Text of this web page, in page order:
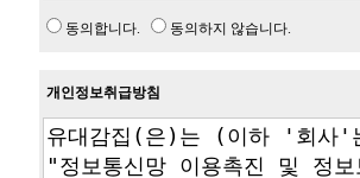
동의합니다. 동의하지 않습니다.
개인정보취급방침